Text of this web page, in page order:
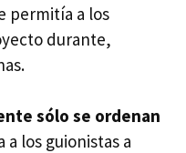
permitía a los
durante,
sólo se ordenan
a los guionistas a